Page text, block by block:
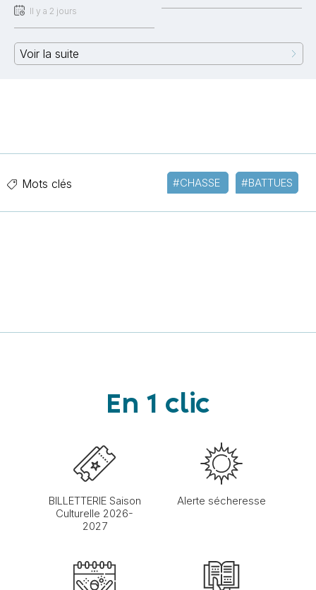
Il y a 2 jours
Voir la suite
Mots clés #CHASSE #BATTUES
En 1 clic
BILLETTERIE Saison
Culturelle 2026-
2027
Alerte sécheresse